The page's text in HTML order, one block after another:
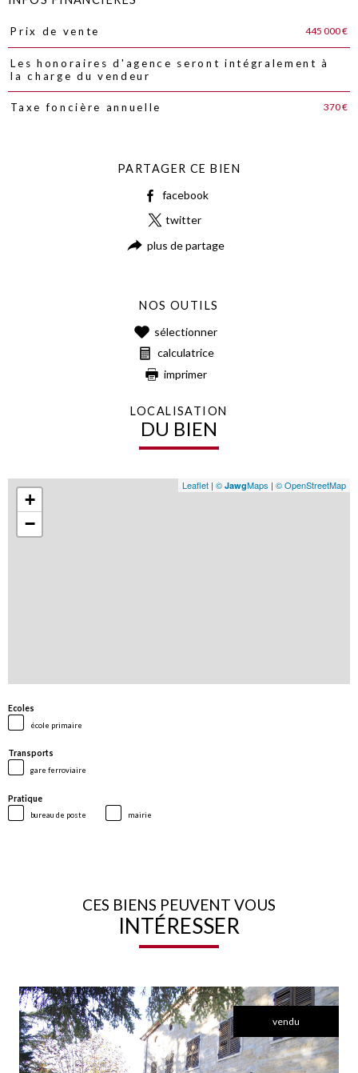
Caractéristiques Valeurs
Prix de vente 445 000 €
Les honoraires d'agence seront intégralement à
la charge du vendeur
Taxe foncière annuelle 370 €
PARTAGER CE BIEN
facebook
twitter
plus de partage
NOS OUTILS
sélectionner
calculatrice
imprimer
LOCALISATION
DU BIEN
+
−
Leaflet | © JawgMaps | © OpenStreetMap
Ecoles
école primaire
Transports
gare ferroviaire
Pratique
bureau de poste mairie
CES BIENS PEUVENT VOUS
INTÉRESSER
vendu